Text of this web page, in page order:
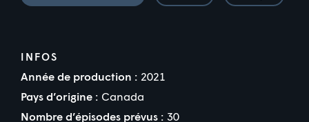
INFOS
Année de production : 2021
Pays d’origine : Canada
Nombre d’épisodes prévus : 30